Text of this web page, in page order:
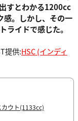
すとわかる1200cc
感。しかし、その一
ライドで感じた。
提供:HSC (インディ
ウト(1133cc)